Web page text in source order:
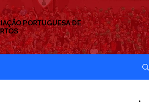
PORTUGUESA DE